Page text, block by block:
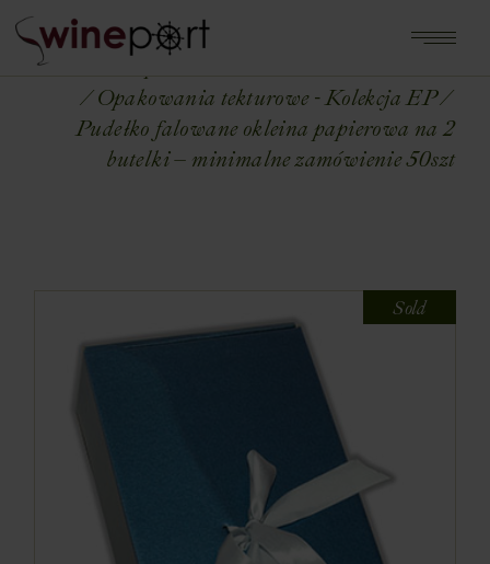
Home
Opakowania tekturowe - Kolekcja EP
Pudełko falowane okleina papierowa na 2
butelki – minimalne zamówienie 50szt
Sold